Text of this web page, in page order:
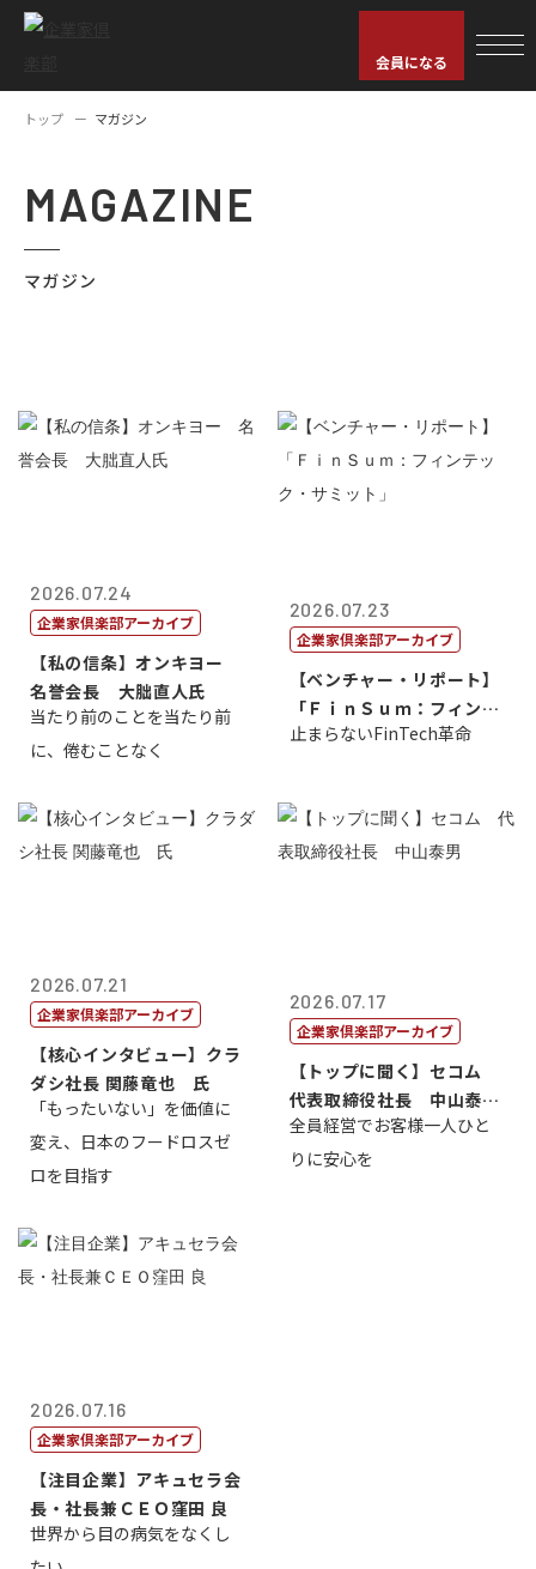
会員になる
トップ マガジン
MAGAZINE
マガジン
2026.07.24
企業家倶楽部アーカイブ
【私の信条】オンキヨー
名誉会長 大朏直人氏
当たり前のことを当たり前
に、倦むことなく
2026.07.23
企業家倶楽部アーカイブ
【ベンチャー・リポート】
「ＦｉｎＳｕｍ：フィンテ
ック・サミッ...
止まらないFinTech革命
2026.07.21
企業家倶楽部アーカイブ
【核心インタビュー】クラ
ダシ社長 関藤竜也 氏
「もったいない」を価値に
変え、日本のフードロスゼ
ロを目指す
2026.07.17
企業家倶楽部アーカイブ
【トップに聞く】セコム
代表取締役社長 中山泰
男
全員経営でお客様一人ひと
りに安心を
2026.07.16
企業家倶楽部アーカイブ
【注目企業】アキュセラ会
長・社長兼ＣＥＯ窪田 良
世界から目の病気をなくし